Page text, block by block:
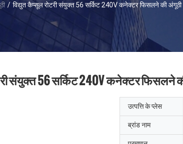
/ विद्युत कैप्सूल रोटरी संयुक्त 56 सर्किट 240V कनेक्टर फिसलने की अंगूठी
संयुक्त 56 सर्किट 240V कनेक्टर फिसलने
उत्पत्ति के प्लेस
ब्रांड नाम